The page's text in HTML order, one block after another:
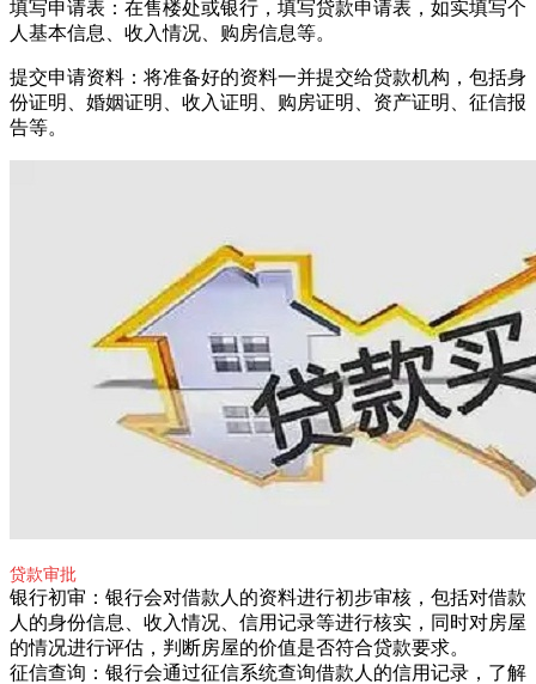
填写申请表：在售楼处或银行，填写贷款申请表，如实填写个
人基本信息、收入情况、购房信息等。
提交申请资料：将准备好的资料一并提交给贷款机构，包括身
份证明、婚姻证明、收入证明、购房证明、资产证明、征信报
告等。
贷款审批
银行初审：银行会对借款人的资料进行初步审核，包括对借款
人的身份信息、收入情况、信用记录等进行核实，同时对房屋
的情况进行评估，判断房屋的价值是否符合贷款要求。
征信查询：银行会通过征信系统查询借款人的信用记录，了解